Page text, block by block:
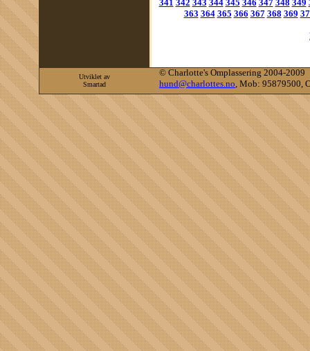
341 342 343 344 345 346 347 348 349
363 364 365 366 367 368 369
Utviklet av
Smartad
© Charlotte's Omplassering 2004-2009
hund@charlottes.no, Mob: 95879500,